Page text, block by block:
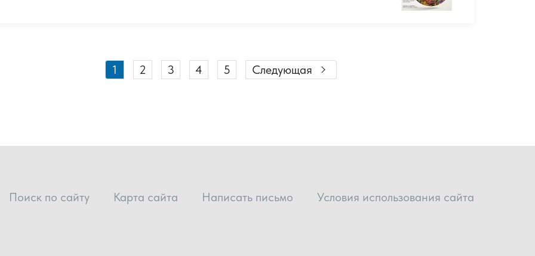
1 2 3 4 5 Следующая
Поиск по сайту Карта сайта Написать письмо Условия использования сайта